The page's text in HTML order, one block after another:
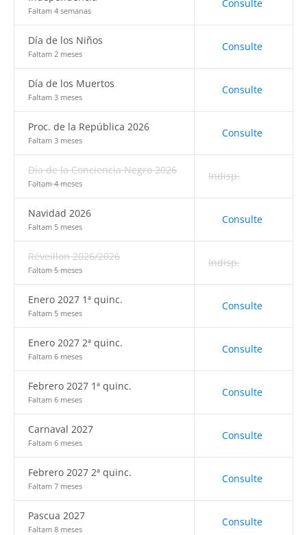
Faltam 4 semanas
Consulte
Día de los Niños
Faltam 2 meses
Consulte
Día de los Muertos
Faltam 3 meses
Consulte
Proc. de la República 2026
Faltam 3 meses
Consulte
Día de la Conciencia Negro 2026
Faltam 4 meses
Indisp.
Navidad 2026
Faltam 5 meses
Consulte
Réveillon 2026/2026
Faltam 5 meses
Indisp.
Enero 2027 1ª quinc.
Faltam 5 meses
Consulte
Enero 2027 2ª quinc.
Faltam 6 meses
Consulte
Febrero 2027 1ª quinc.
Faltam 6 meses
Consulte
Carnaval 2027
Faltam 6 meses
Consulte
Febrero 2027 2ª quinc.
Faltam 7 meses
Consulte
Pascua 2027
Faltam 8 meses
Consulte